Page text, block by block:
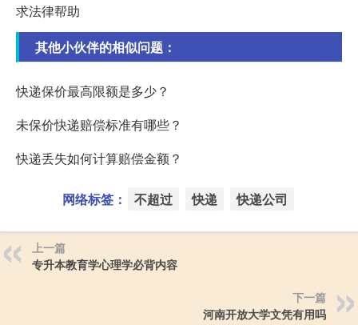
求法律帮助
其他小伙伴的相似问题：
快递保价最高限额是多少？
未保价快递赔偿标准有哪些？
快递丢失如何计算赔偿金额？
网络标签： 不超过 快递 快递公司
上一篇
专升本教育学心理学必背内容
下一篇
河南开放大学文凭有用吗